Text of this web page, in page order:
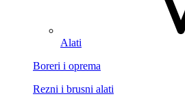
Alati
Boreri i oprema
Rezni i brusni alati